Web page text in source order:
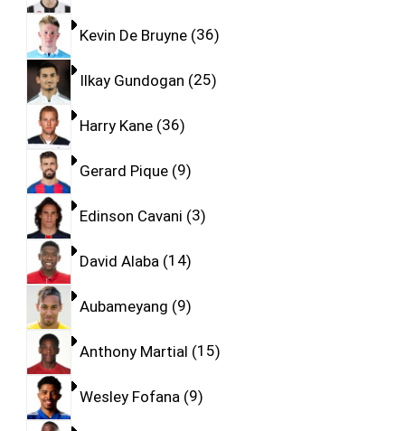
Kevin De Bruyne 36
Ilkay Gundogan 25
Harry Kane 36
Gerard Pique 9
Edinson Cavani 3
David Alaba 14
Aubameyang 9
Anthony Martial 15
Wesley Fofana 9